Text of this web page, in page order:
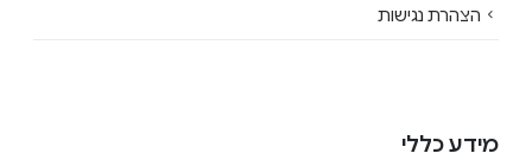
הצהרת נגישות
מידע כללי